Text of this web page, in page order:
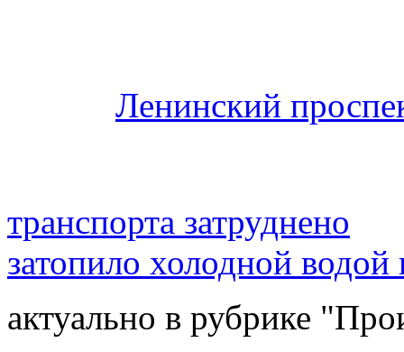
Ленинский
транспорта затруднено
затопило холодной
актуально в рубрике